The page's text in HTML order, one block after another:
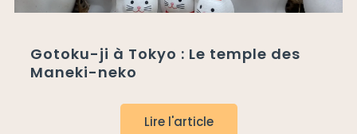
Gotoku-ji à Tokyo : Le temple des
Maneki-neko
Lire l'article